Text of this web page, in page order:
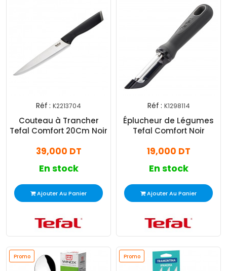
Réf : K2213704
Couteau à Trancher
Tefal Comfort 20Cm Noir
39,000 DT
En stock
Ajouter Au Panier
Réf : K1298114
Éplucheur de Légumes
Tefal Comfort Noir
19,000 DT
En stock
Ajouter Au Panier
Promo Promo